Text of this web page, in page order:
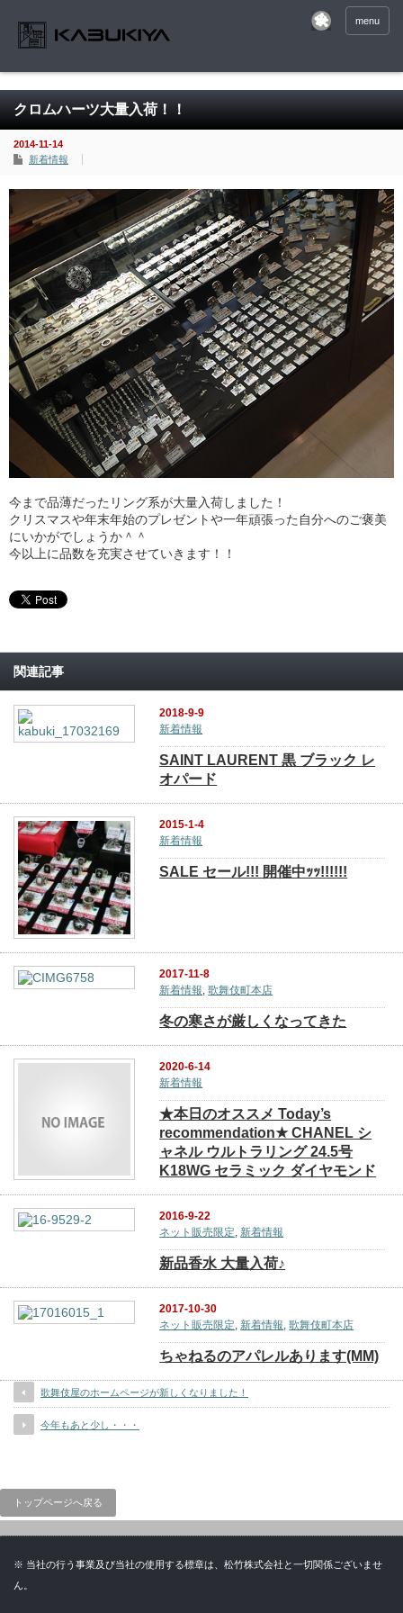
menu
クロムハーツ大量入荷！！
2014-11-14
新着情報
今まで品薄だったリング系が大量入荷しました！
クリスマスや年末年始のプレゼントや一年頑張った自分へのご褒美
にいかがでしょうか＾＾
今以上に品数を充実させていきます！！
関連記事
2018-9-9
新着情報
SAINT LAURENT 黒 ブラック レ
オパード
2015-1-4
新着情報
SALE セール!!! 開催中ｯｯ!!!!!!
2017-11-8
新着情報 ,歌舞伎町本店
冬の寒さが厳しくなってきた
2020-6-14
新着情報
★本日のオススメ Today’s
recommendation★ CHANEL シ
ャネル ウルトラリング 24.5号
K18WG セラミック ダイヤモンド
2016-9-22
ネット販売限定 新着情報
新品香水 大量入荷♪
2017-10-30
ネット販売限定 新着情報 ,歌舞伎町本店
ちゃねるのアパレルあります(MM)
歌舞伎屋のホームページが新しくなりました！
今年もあと少し・・・
トップページへ戻る
※ 当社の行う事業及び当社の使用する標章は、松竹株式会社と一切関係ございませ
ん。